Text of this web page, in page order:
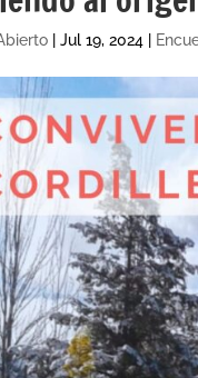
|Jul 19, 2024